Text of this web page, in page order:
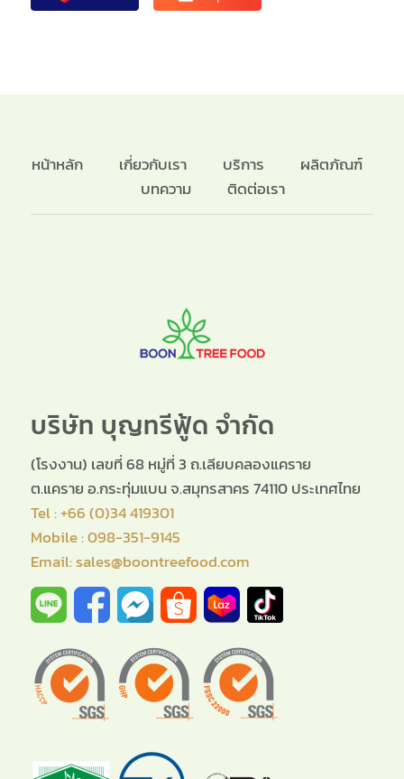
หน้าหลัก เกี่ยวกับเรา บริการ
ผลิตภัณฑ์
บทความ
ติดต่อเรา
บริษัท บุญทรีฟู้ด จำกัด
(โรงงาน) เลขที่ 68 หมู่ที่ 3 ถ.เลียบคลองแคราย
ต.แคราย อ.กระทุ่มแบน จ.สมุทรสาคร 74110 ประเทศไทย
Tel : +66 (0)34 419301
Mobile : 098-351-9145
Email: sales@boontreefood.com